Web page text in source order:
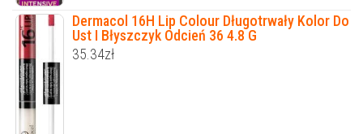
Dermacol 16H Lip Colour Długotrwały Kolor Do
Ust I Błyszczyk Odcień 36 4.8 G
35.34zł